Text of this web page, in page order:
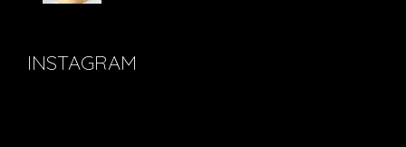
INSTAGRAM